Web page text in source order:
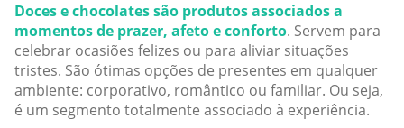
Doces e chocolates são produtos associados a
momentos de prazer, afeto e conforto. Servem para
celebrar ocasiões felizes ou para aliviar situações
tristes. São ótimas opções de presentes em qualquer
ambiente: corporativo, romântico ou familiar. Ou seja,
é um segmento totalmente associado à experiência.